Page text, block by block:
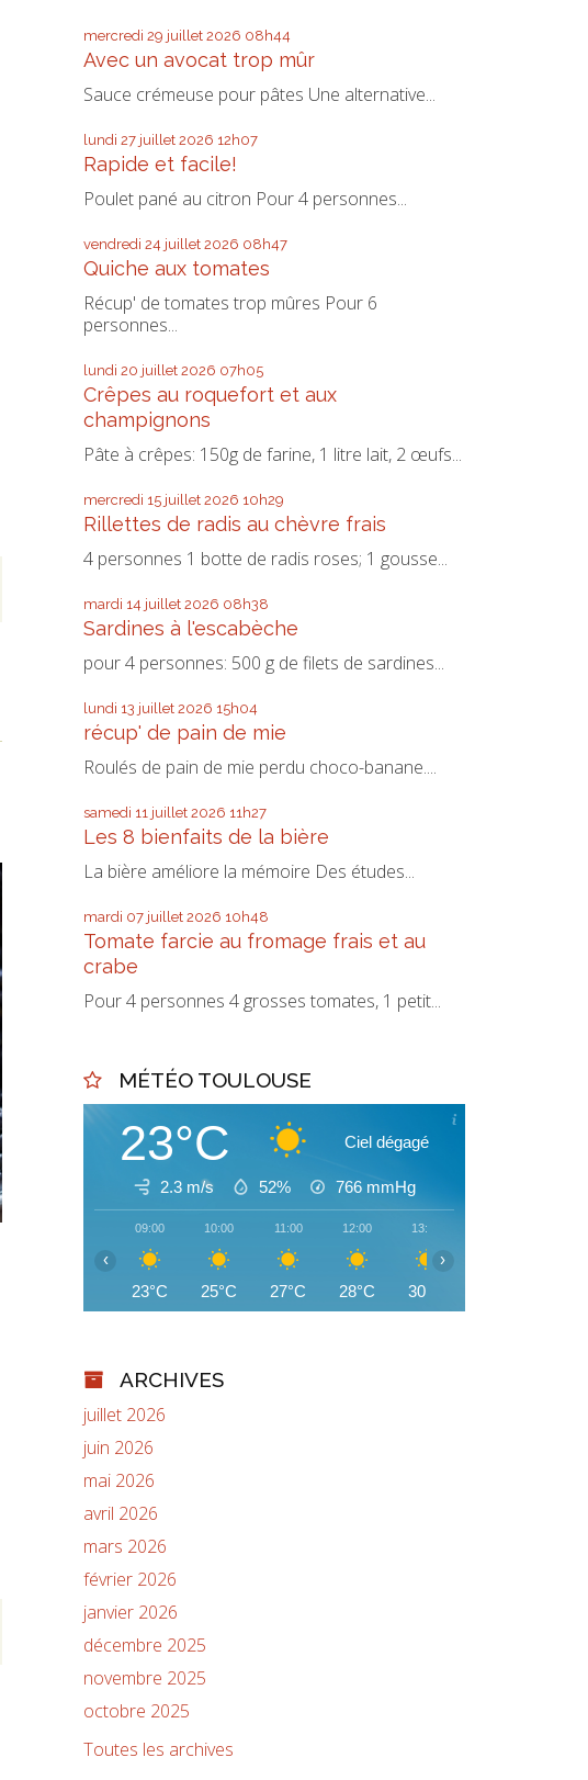
mercredi 29 juillet 2026 08h44
Avec un avocat trop mûr
Sauce crémeuse pour pâtes Une alternative...
lundi 27 juillet 2026 12h07
Rapide et facile!
Poulet pané au citron Pour 4 personnes...
vendredi 24 juillet 2026 08h47
Quiche aux tomates
Récup' de tomates trop mûres Pour 6
personnes...
lundi 20 juillet 2026 07h05
Crêpes au roquefort et aux
champignons
Pâte à crêpes: 150g de farine, 1 litre lait, 2 œufs...
mercredi 15 juillet 2026 10h29
Rillettes de radis au chèvre frais
4 personnes 1 botte de radis roses; 1 gousse...
mardi 14 juillet 2026 08h38
Sardines à l'escabèche
pour 4 personnes: 500 g de filets de sardines...
lundi 13 juillet 2026 15h04
récup' de pain de mie
Roulés de pain de mie perdu choco-banane....
samedi 11 juillet 2026 11h27
Les 8 bienfaits de la bière
La bière améliore la mémoire Des études...
mardi 07 juillet 2026 10h48
Tomate farcie au fromage frais et au
crabe
Pour 4 personnes 4 grosses tomates, 1 petit...
MÉTÉO TOULOUSE
23°C Ciel dégagé
2.3 m/s 52% 766 mmHg
09:00
23°C
10:00
25°C
11:00
27°C
12:00
28°C
13:00
30°C
‹ ›
ARCHIVES
juillet 2026
juin 2026
mai 2026
avril 2026
mars 2026
février 2026
janvier 2026
décembre 2025
novembre 2025
octobre 2025
Toutes les archives